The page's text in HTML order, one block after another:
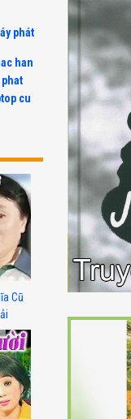
phát
han
cu
Cũ